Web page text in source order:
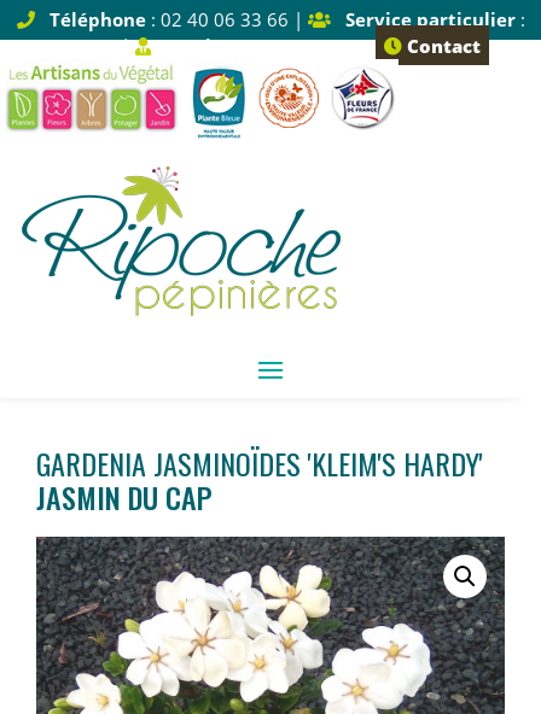
Téléphone: 02 40 06 33 66 | Service particulier:
Tapez 1 |
Service pro: Tapez 2 Contact
GARDENIA JASMINOÏDES 'KLEIM'S HARDY'
JASMIN DU CAP